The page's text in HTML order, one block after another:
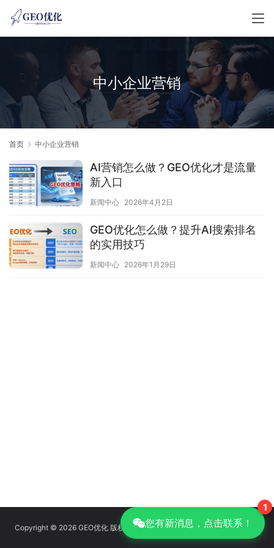
中小企业营销
首页 中小企业营销
AI营销怎么做？GEO优化才是流量
新入口
新闻中心 2026年4月2日
GEO优化怎么做？提升AI搜索排名
的实用技巧
新闻中心 2026年1月29日
Copyright © 2026 GEO优化 版权所有京ICP备14039085号-14|GEO优化
1
您有新消息，点击联系！